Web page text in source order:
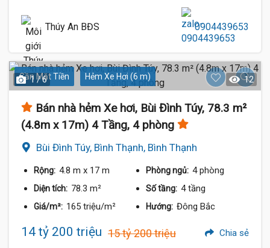
Thúy An BĐS 0904439653
Gần Mặt Tiền Hẻm Xe Hơi (6 m)
1 / 6 12
Bán nhà hẻm Xe hơi, Bùi Đình Túy, 78.3 m²
(4.8m x 17m) 4 Tầng, 4 phòng
Bùi Đình Túy, Bình Thạnh, Bình Thạnh
Rộng: 4.8 m x 17 m Phòng ngủ: 4 phòng
Diện tích: 78.3 m² Số tầng: 4 tầng
Giá/m²: 165 triệu/m² Hướng: Đông Bắc
14 tỷ 200 triệu 15 tỷ 200 triệu Chia sẻ